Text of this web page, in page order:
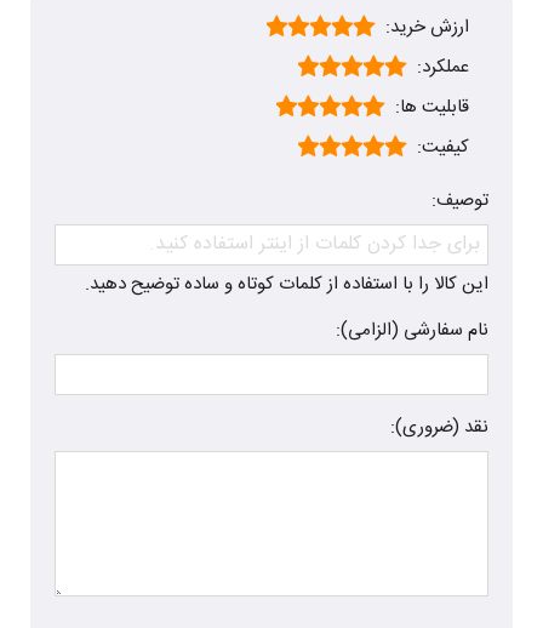
ارزش خرید:
عملکرد:
قابلیت ها:
کیفیت:
توصیف:
این کالا را با استفاده از کلمات کوتاه و ساده توضیح دهید.
نام سفارشی (الزامی):
نقد (ضروری):